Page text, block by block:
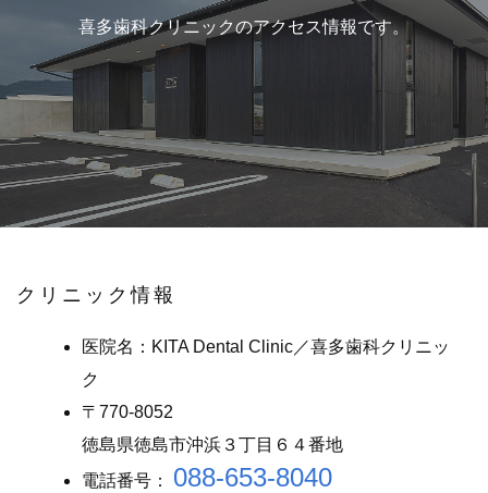
喜多歯科クリニックのアクセス情報です。
クリニック情報
医院名：KITA Dental Clinic／喜多歯科クリニッ
ク
〒770-8052
徳島県徳島市沖浜３丁目６４番地
電話番号：
088-653-8040